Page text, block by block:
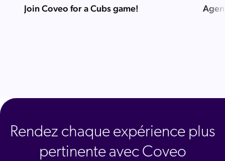
Join Coveo for a Cubs game!
Rendez chaque expérience plus
pertinente avec Coveo